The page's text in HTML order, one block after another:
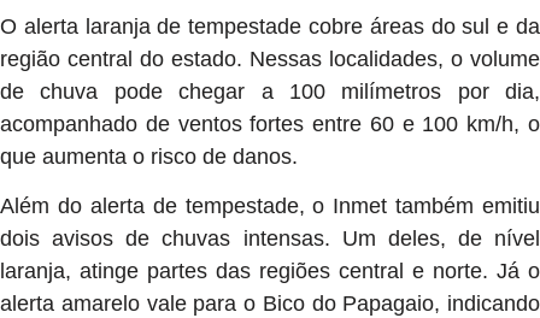
O alerta laranja de tempestade cobre áreas do sul e da
região central do estado. Nessas localidades, o volume
de chuva pode chegar a 100 milímetros por dia,
acompanhado de ventos fortes entre 60 e 100 km/h, o
que aumenta o risco de danos.
Além do alerta de tempestade, o Inmet também emitiu
dois avisos de chuvas intensas. Um deles, de nível
laranja, atinge partes das regiões central e norte. Já o
alerta amarelo vale para o Bico do Papagaio, indicando